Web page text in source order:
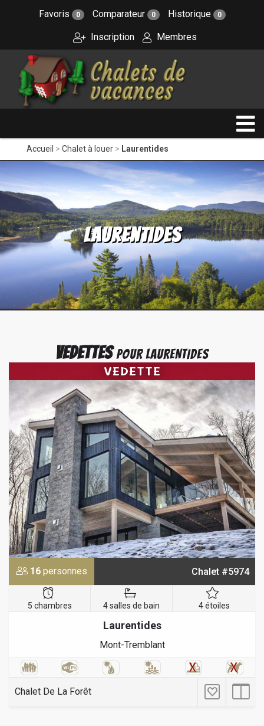
Favoris 0 Comparateur 0 Historique 0
Inscription Membres
Accueil Chalet à louer Laurentides
Laurentides
VEDETTESPOUR LAURENTIDES
VEDETTE
16 personnes Chalet #5974
5 chambres 4 salles de bain 4 étoiles
Laurentides
Mont-Tremblant
Chalet De La Forêt